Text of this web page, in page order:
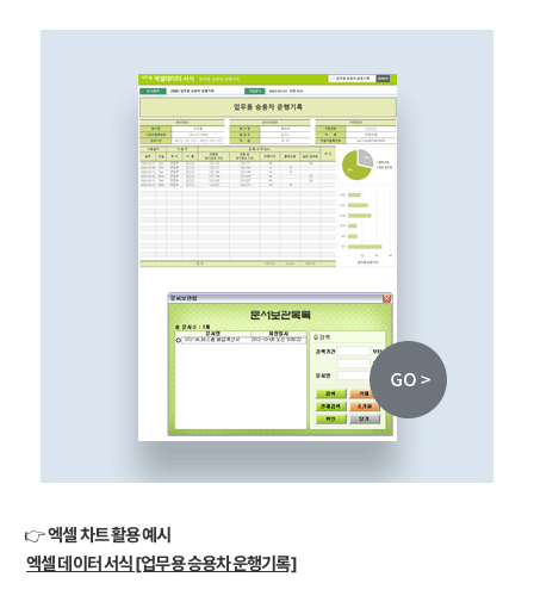
👉엑셀 차트 활용 예시
엑셀 데이터 서식 [업무용 승용차 운행기록]